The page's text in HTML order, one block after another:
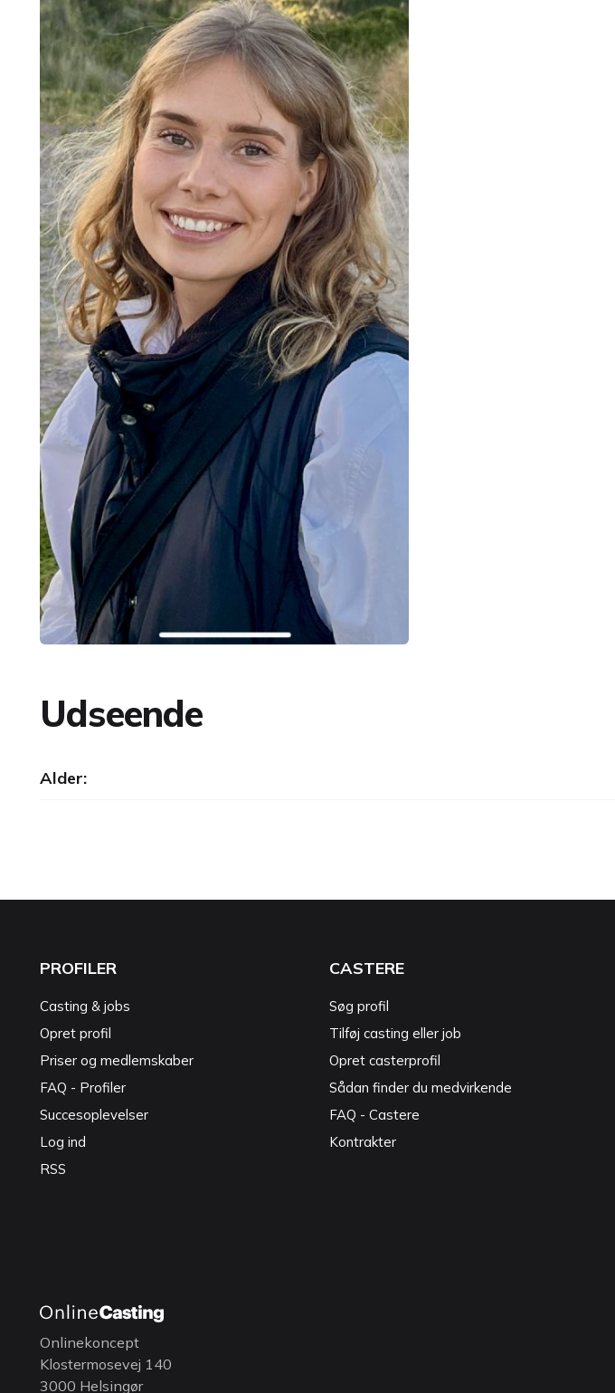
Udseende
Alder:
PROFILER
Casting & jobs
Opret profil
Priser og medlemskaber
FAQ - Profiler
Succesoplevelser
Log ind
RSS
CASTERE
Søg profil
Tilføj casting eller job
Opret casterprofil
Sådan finder du medvirkende
FAQ - Castere
Kontrakter
Onlinekoncept
Klostermosevej 140
3000 Helsingør